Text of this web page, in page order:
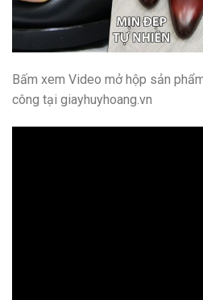
Bấm xem Video mở hộp sản
công tại giayhuyhoang.vn